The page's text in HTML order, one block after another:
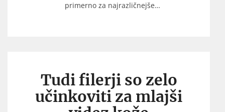
primerno za najrazličnejše…
Tudi filerji so zelo
učinkoviti za mlajši